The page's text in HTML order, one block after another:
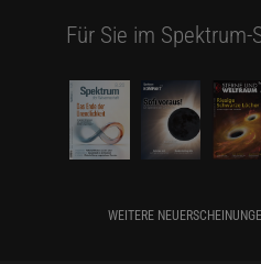
Für Sie im
WEITERE